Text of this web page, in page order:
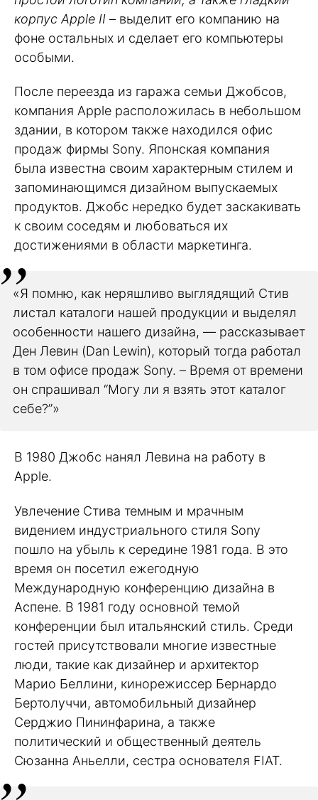
корпус Apple II – выделит его компанию на
фоне остальных и сделает его компьютеры
особыми.
После переезда из гаража семьи Джобсов,
компания Apple расположилась в небольшом
здании, в котором также находился офис
продаж фирмы Sony. Японская компания
была известна своим характерным стилем и
запоминающимся дизайном выпускаемых
продуктов. Джобс нередко будет заскакивать
к своим соседям и любоваться их
достижениями в области маркетинга.
«Я помню, как неряшливо выглядящий Стив
листал каталоги нашей продукции и выделял
особенности нашего дизайна, — рассказывает
Ден Левин (Dan Lewin), который тогда работал
в том офисе продаж Sony. – Время от времени
он спрашивал “Могу ли я взять этот каталог
себе?”»
В 1980 Джобс нанял Левина на работу в
Apple.
Увлечение Стива темным и мрачным
видением индустриального стиля Sony
пошло на убыль к середине 1981 года. В это
время он посетил ежегодную
Международную конференцию дизайна в
Аспене. В 1981 году основной темой
конференции был итальянский стиль. Среди
гостей присутствовали многие известные
люди, такие как дизайнер и архитектор
Марио Беллини, кинорежиссер Бернардо
Бертолуччи, автомобильный дизайнер
Серджио Пининфарина, а также
политический и общественный деятель
Сюзанна Аньелли, сестра основателя FIAT.